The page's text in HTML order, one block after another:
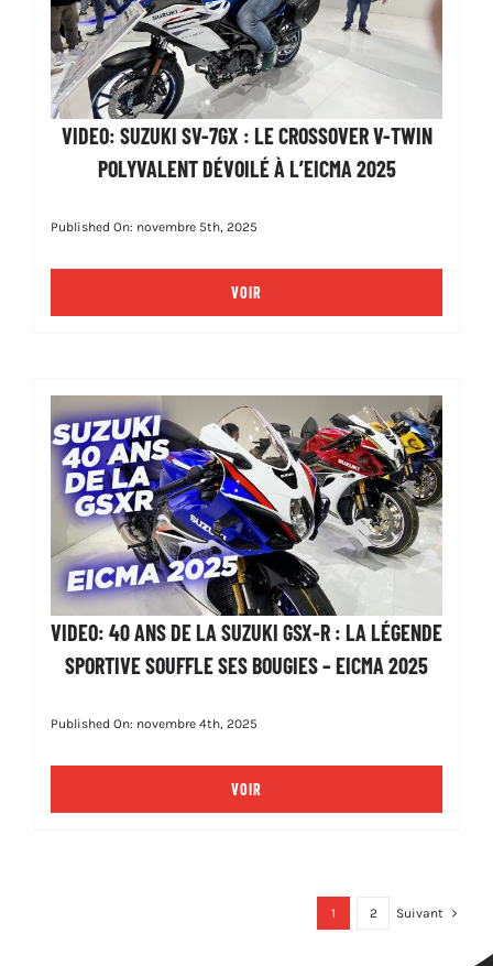
VIDEO: SUZUKI SV-7GX : LE CROSSOVER V-TWIN
POLYVALENT DÉVOILÉ À L’EICMA 2025
Published On: novembre 5th, 2025
VOIR
VIDEO: 40 ANS DE LA SUZUKI GSX-R : LA LÉGENDE
SPORTIVE SOUFFLE SES BOUGIES – EICMA 2025
Published On: novembre 4th, 2025
VOIR
1 2 Suivant